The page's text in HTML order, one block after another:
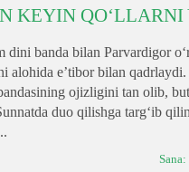
KEYIN QO‘LLARNI
dini banda bilan Parvardigor
alohida e’tibor bilan
ojizligini tan olib,
duo qilishga targ‘ib
Sana: